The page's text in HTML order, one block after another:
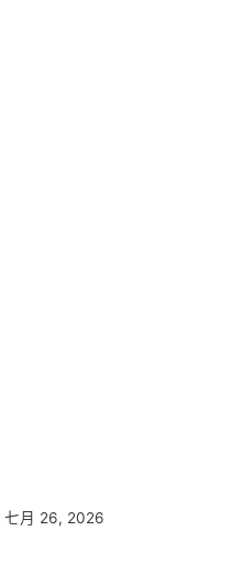
七月 26, 2026